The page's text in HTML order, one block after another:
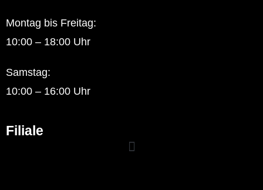
Montag bis Freitag:
10:00 – 18:00 Uhr
Samstag:
10:00 – 16:00 Uhr
Filiale